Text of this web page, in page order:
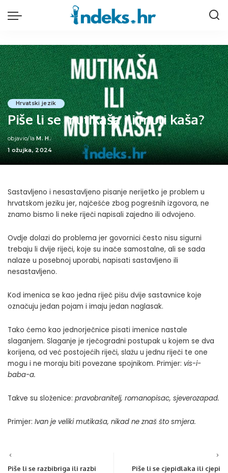
Hrvatski jezik
Piše li se mutikaša ili muti kaša?
Posted
by
objavio/la M. H.
1 ožujka, 2024
Sastavljeno i nesastavljeno pisanje nerijetko je problem u
hrvatskom jeziku jer, najčešće zbog pogrešnih izgovora, ne
znamo bismo li neke riječi napisali zajedno ili odvojeno.
Ovdje dolazi do problema jer govornici često nisu sigurni
trebaju li dvije riječi, koje su inače samostalne, ali se sada
nalaze u posebnoj uporabi, napisati sastavljeno ili
nesastavljeno.
Kod imenica se kao jedna riječ pišu dvije sastavnice koje
označuju jedan pojam i imaju jedan naglasak.
Tako ćemo kao jednorječnice pisati imenice nastale
slaganjem. Slaganje je rječogradni postupak u kojem se dva
korijena, od već postojećih riječi, slažu u jednu riječi te one
mogu i ne moraju biti povezane spojnikom. Primjer: vis-i-
baba-a.
Takve su složenice: pravobranitelj, romanopisac, sjeverozapad.
Primjer: Ivan je veliki mutikaša, nikad ne znaš što smjera.
Piše li se razbibriga ili razbi
Piše li se cjepidlaka ili cjepi